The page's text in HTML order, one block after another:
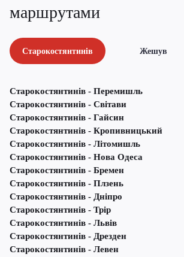
маршрутами
Старокостянтинів Жешув
Старокостянтинів - Перемишль
Старокостянтинів - Світави
Старокостянтинів - Гайсин
Старокостянтинів - Кропивницький
Старокостянтинів - Літомишль
Старокостянтинів - Нова Одеса
Старокостянтинів - Бремен
Старокостянтинів - Плзень
Старокостянтинів - Дніпро
Старокостянтинів - Трір
Старокостянтинів - Львів
Старокостянтинів - Дрезден
Старокостянтинів - Левен